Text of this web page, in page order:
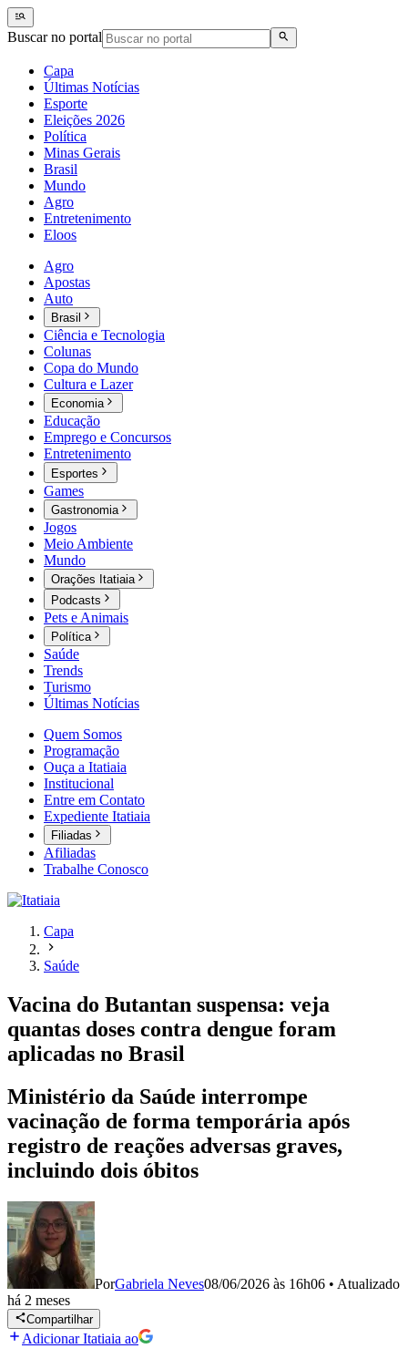
Buscar no portal
Capa
Últimas Notícias
Esporte
Eleições 2026
Política
Minas Gerais
Brasil
Mundo
Agro
Entretenimento
Eloos
Agro
Apostas
Auto
Brasil
Ciência e Tecnologia
Colunas
Copa do Mundo
Cultura e Lazer
Economia
Educação
Emprego e Concursos
Entretenimento
Esportes
Games
Gastronomia
Jogos
Meio Ambiente
Mundo
Orações Itatiaia
Podcasts
Pets e Animais
Política
Saúde
Trends
Turismo
Últimas Notícias
Quem Somos
Programação
Ouça a Itatiaia
Institucional
Entre em Contato
Expediente Itatiaia
Filiadas
Afiliadas
Trabalhe Conosco
Capa
Saúde
Vacina do Butantan suspensa: veja
quantas doses contra dengue foram
aplicadas no Brasil
Ministério da Saúde interrompe
vacinação de forma temporária após
registro de reações adversas graves,
incluindo dois óbitos
PorGabriela Neves08/06/2026 às 16h06 • Atualizado
há 2 meses
Compartilhar
Adicionar Itatiaia ao